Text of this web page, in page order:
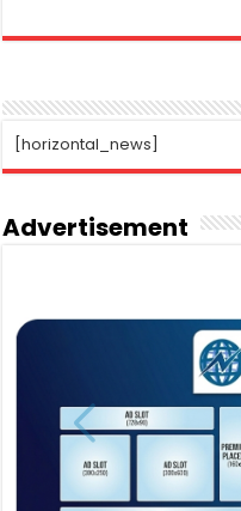
[horizontal_news]
Advertisement